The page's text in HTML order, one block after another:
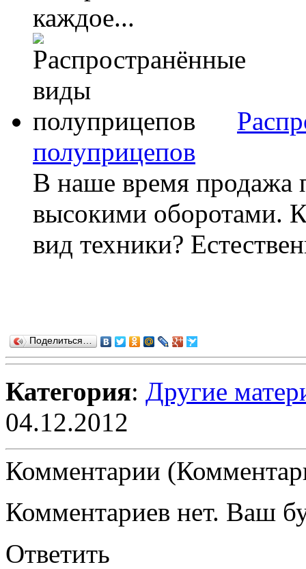
каждое...
полуприцепов
В наше время продажа
высокими оборотами.
вид техники?
Поделиться…
Категория: Другие
04.12.2012
Комментарии
Комментариев нет. Ваш
Ответить